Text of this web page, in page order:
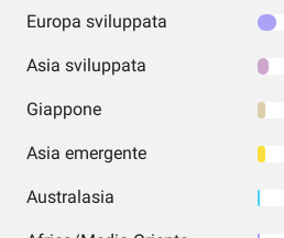
Europa sviluppata
Asia sviluppata
Giappone
Asia emergente
Australasia